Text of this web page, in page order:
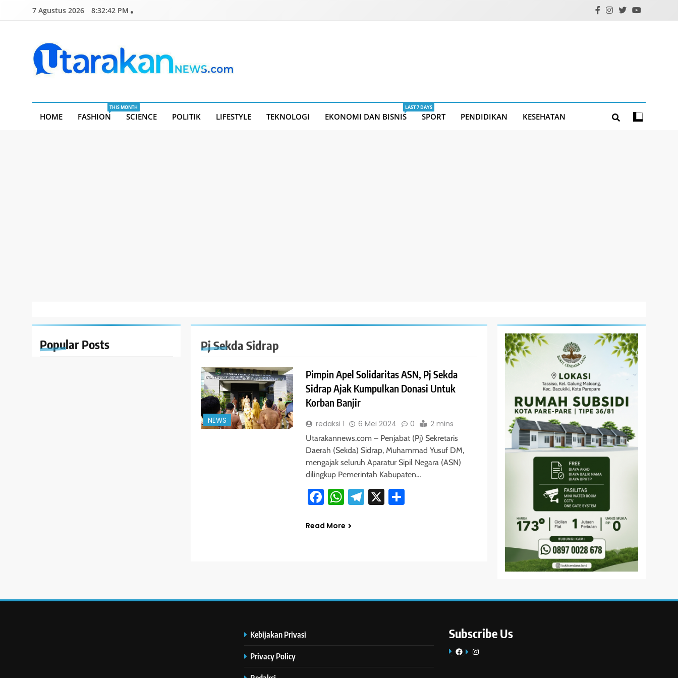
7 Agustus 2026 8:32:43 PM
HOME FASHION
THIS MONTH
SCIENCE POLITIK LIFESTYLE TEKNOLOGI EKONOMI DAN BISNIS
LAST 7 DAYS
SPORT PENDIDIKAN KESEHATAN
Popular Posts Pj Sekda Sidrap
NEWS
Pimpin Apel Solidaritas ASN, Pj Sekda
Sidrap Ajak Kumpulkan Donasi Untuk
Korban Banjir
redaksi 1 6 Mei 2024 0 2 mins
Utarakannews.com – Penjabat (Pj) Sekretaris
Daerah (Sekda) Sidrap, Muhammad Yusuf DM,
mengajak seluruh Aparatur Sipil Negara (ASN)
dilingkup Pemerintah Kabupaten…
Facebook
WhatsApp
Telegram
X Share
Read More
Kebijakan Privasi
Privacy Policy
Subscribe Us
FacebookInstagram